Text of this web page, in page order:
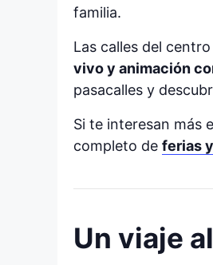
familia.
Las calles del
vivo y animación
pasacalles y
Si te interesan más
completo de ferias
Un viaje